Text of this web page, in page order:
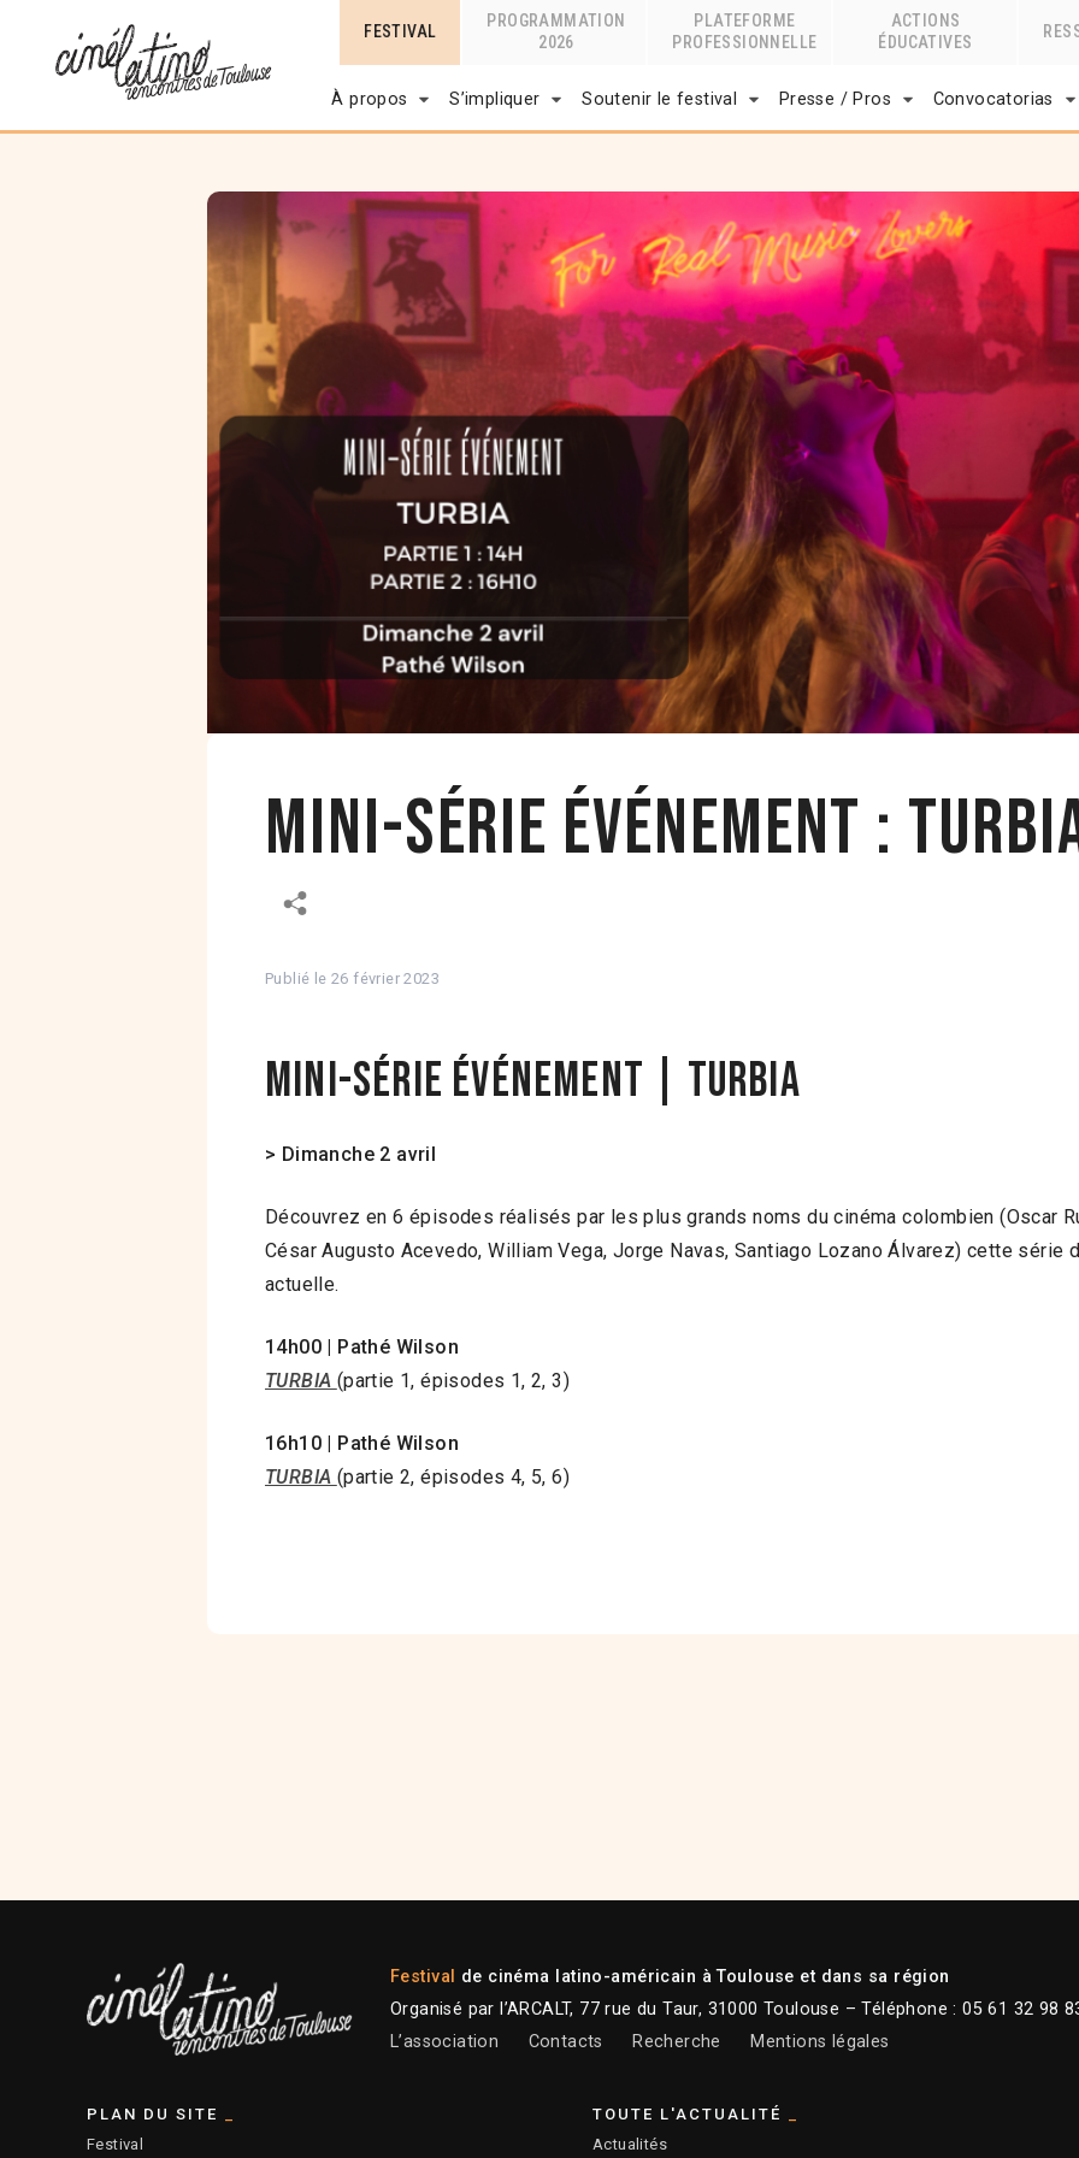
FESTIVAL
PROGRAMMATION
2026
PLATEFORME
PROFESSIONNELLE
ACTIONS
ÉDUCATIVES
À propos S’impliquer Soutenir le festival Presse / Pros Convocatorias
Mini-série événement :
Publié le26 février 2023
MINI-SÉRIE ÉVÉNEMENT | TURBIA
> Dimanche 2 avril
Découvrez en 6 épisodes réalisés par les plus grands noms du cinéma colombien (Oscar
César Augusto Acevedo, William Vega, Jorge Navas, Santiago Lozano Álvarez) cette série
actuelle.
14h00 | Pathé Wilson
TURBIA (partie 1, épisodes 1, 2, 3)
16h10 | Pathé Wilson
TURBIA (partie 2, épisodes 4, 5, 6)
Festival de cinéma latino-américain à Toulouse et dans sa région
Organisé par l’ARCALT, 77 rue du Taur, 31000 Toulouse – Téléphone : 05 61 32 98
L’association
Contacts Recherche Mentions légales
PLAN DU SITE
Festival
TOUTE L'ACTUALITÉ
Actualités